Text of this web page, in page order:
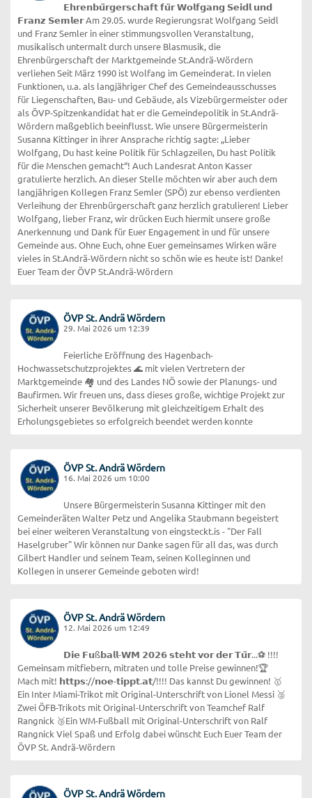
𝗘𝗵𝗿𝗲𝗻𝗯𝘂̈𝗿𝗴𝗲𝗿𝘀𝗰𝗵𝗮𝗳𝘁 𝗳𝘂̈𝗿 𝗪𝗼𝗹𝗳𝗴𝗮𝗻𝗴 𝗦𝗲𝗶𝗱𝗹 𝘂𝗻𝗱
𝗙𝗿𝗮𝗻𝘇 𝗦𝗲𝗺𝗹𝗲𝗿 Am 29.05. wurde Regierungsrat Wolfgang Seidl
und Franz Semler in einer stimmungsvollen Veranstaltung,
musikalisch untermalt durch unsere Blasmusik, die
Ehrenbürgerschaft der Marktgemeinde St.Andrä-Wördern
verliehen Seit März 1990 ist Wolfang im Gemeinderat. In vielen
Funktionen, u.a. als langjähriger Chef des Gemeindeausschusses
für Liegenschaften, Bau- und Gebäude, als Vizebürgermeister oder
als ÖVP-Spitzenkandidat hat er die Gemeindepolitik in St.Andrä-
Wördern maßgeblich beeinflusst. Wie unsere Bürgermeisterin
Susanna Kittinger in ihrer Ansprache richtig sagte: „Lieber
Wolfgang, Du hast keine Politik für Schlagzeilen, Du hast Politik
für die Menschen gemacht“! Auch Landesrat Anton Kasser
gratulierte herzlich. An dieser Stelle möchten wir aber auch dem
langjährigen Kollegen Franz Semler (SPÖ) zur ebenso verdienten
Verleihung der Ehrenbürgerschaft ganz herzlich gratulieren! Lieber
Wolfgang, lieber Franz, wir drücken Euch hiermit unsere große
Anerkennung und Dank für Euer Engagement in und für unsere
Gemeinde aus. Ohne Euch, ohne Euer gemeinsames Wirken wäre
vieles in St.Andrä-Wördern nicht so schön wie es heute ist! Danke!
Euer Team der ÖVP St.Andrä-Wördern
ÖVP St. Andrä Wördern
29. Mai 2026 um 12:39
Feierliche Eröffnung des Hagenbach-
Hochwassetschutzprojektes 🌊 mit vielen Vertretern der
Marktgemeinde 🏘️ und des Landes NÖ sowie der Planungs- und
Baufirmen. Wir freuen uns, dass dieses große, wichtige Projekt zur
Sicherheit unserer Bevölkerung mit gleichzeitigem Erhalt des
Erholungsgebietes so erfolgreich beendet werden konnte
ÖVP St. Andrä Wördern
16. Mai 2026 um 10:00
Unsere Bürgermeisterin Susanna Kittinger mit den
Gemeinderäten Walter Petz und Angelika Staubmann begeistert
bei einer weiteren Veranstaltung von eingsteckt.is - "Der Fall
Haselgruber" Wir können nur Danke sagen für all das, was durch
Gilbert Handler und seinem Team, seinen Kolleginnen und
Kollegen in unserer Gemeinde geboten wird!
ÖVP St. Andrä Wördern
12. Mai 2026 um 12:49
𝗗𝗶𝗲 𝗙𝘂ß𝗯𝗮𝗹𝗹-𝗪𝗠 𝟮𝟬𝟮𝟲 𝘀𝘁𝗲𝗵𝘁 𝘃𝗼𝗿 𝗱𝗲𝗿 𝗧𝘂̈𝗿...⚽ !!!!
Gemeinsam mitfiebern, mitraten und tolle Preise gewinnen!🏆
Mach mit! 𝗵𝘁𝘁𝗽𝘀://𝗻𝗼𝗲-𝘁𝗶𝗽𝗽𝘁.𝗮𝘁/!!!! Das kannst Du gewinnen! 🥇
Ein Inter Miami-Trikot mit Original-Unterschrift von Lionel Messi 🥈
Zwei ÖFB-Trikots mit Original-Unterschrift von Teamchef Ralf
Rangnick 🥉Ein WM-Fußball mit Original-Unterschrift von Ralf
Rangnick Viel Spaß und Erfolg dabei wünscht Euch Euer Team der
ÖVP St. Andrä-Wördern
ÖVP St. Andrä Wördern